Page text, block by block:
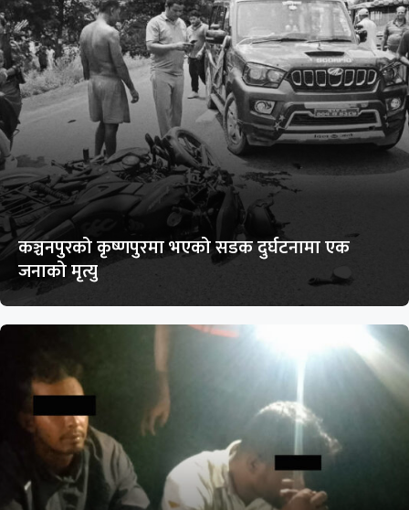
कञ्चनपुरको कृष्णपुरमा भएको सडक दुर्घटनामा एक
जनाको मृत्यु